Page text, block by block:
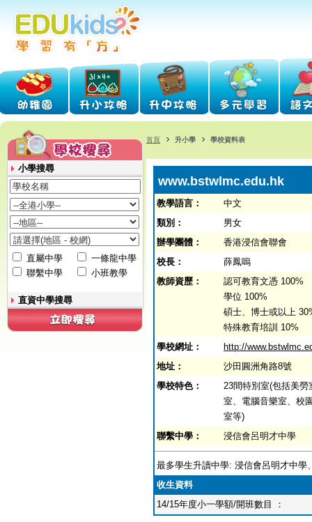
小學搜尋
直屬中學
一條龍中學
聯繫中學
小班教學
直資中學搜尋
首頁 升小學 學校資料表
www.bstwlmc.edu.hk
教學語言：
中文
類別：
男女
辦學團體：
香港浸信會聯會
校長：
薛鳳嗚
教師資歷：
認可教育文憑 100%
學位 100%
碩士、博士或以上
特殊教育培訓 10%
學校網址：
http://
地址：
沙田圓洲角路8號
學校特色：
23間特別室(包括美
室、電腦音樂室、校
室等)
聯繫中學：
浸信會呂明才中學
最多學生升讀中學: 浸信會呂明才中學
收生資料
14/15年度小一學額/開班數目 ：